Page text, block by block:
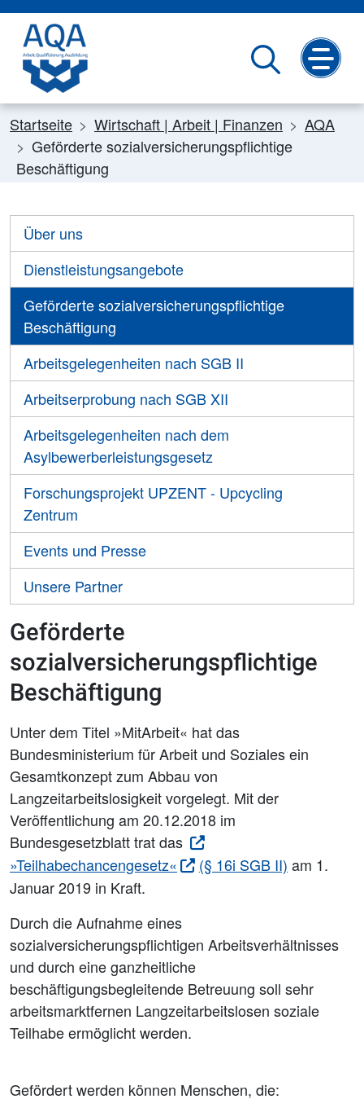
zum Inhalt
zur
Startseite Wirtschaft | Arbeit | Finanzen
AQA
Geförderte sozialversicherungspflichtige
Beschäftigung
Über uns
Dienstleistungsangebote
Geförderte sozialversicherungspflichtige
Beschäftigung
Arbeitsgelegenheiten nach SGB II
Arbeitserprobung nach SGB XII
Arbeitsgelegenheiten nach dem
Asylbewerberleistungsgesetz
Forschungsprojekt UPZENT - Upcycling
Zentrum
Events und Presse
Unsere Partner
Geförderte
sozialversicherungspflichtige
Beschäftigung
Unter dem Titel »MitArbeit« hat das
Bundesministerium für Arbeit und Soziales ein
Gesamtkonzept zum Abbau von
Langzeitarbeitslosigkeit vorgelegt. Mit der
Veröffentlichung am 20.12.2018 im
Bundesgesetzblatt trat das
»Teilhabechancengesetz«
(§ 16i SGB II) am 1.
Januar 2019 in Kraft.
Durch die Aufnahme eines
sozialversicherungspflichtigen Arbeitsverhältnisses
und durch eine ganzheitliche
beschäftigungsbegleitende Betreuung soll sehr
arbeitsmarktfernen Langzeitarbeitslosen soziale
Teilhabe ermöglicht werden.
Gefördert werden können Menschen, die: